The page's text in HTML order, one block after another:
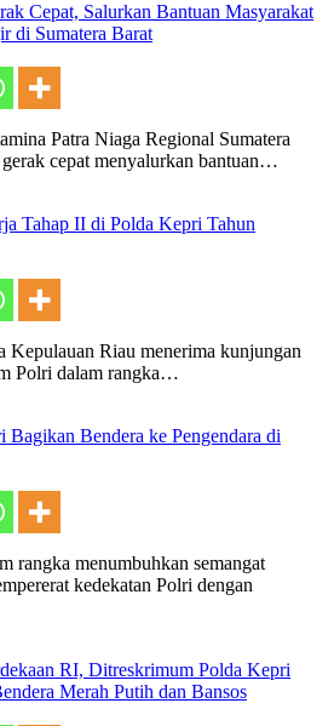
Cepat, Salurkan Bantuan Masyarakat
di Sumatera Barat
Patra Niaga Regional Sumatera
cepat menyalurkan bantuan…
Tahap II di Polda Kepri Tahun
Kepulauan Riau menerima kunjungan
Polri dalam rangka…
Bendera ke Pengendara di
rangka menumbuhkan semangat
kedekatan Polri dengan
RI, Ditreskrimum Polda Kepri
Merah Putih dan Bansos